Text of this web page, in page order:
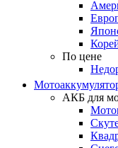
По цене
АКБ для